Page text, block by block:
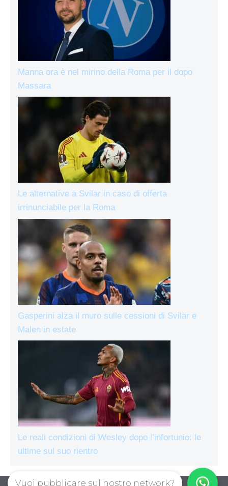
Manna ora è nel mirino della Roma per il dopo
Massara
Le alternative a Svilar in caso di offerta
irrinunciabile per la Roma
Gasperini alza il muro sulle cessioni di Svilar e
Malen in estate
Le reali condizioni di Wesley dopo l’infortunio: le
ultime sul suo rientro
Vuoi pubblicare sul nostro network?